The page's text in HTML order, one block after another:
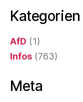
AfD (1)
Infos (763)
Meta